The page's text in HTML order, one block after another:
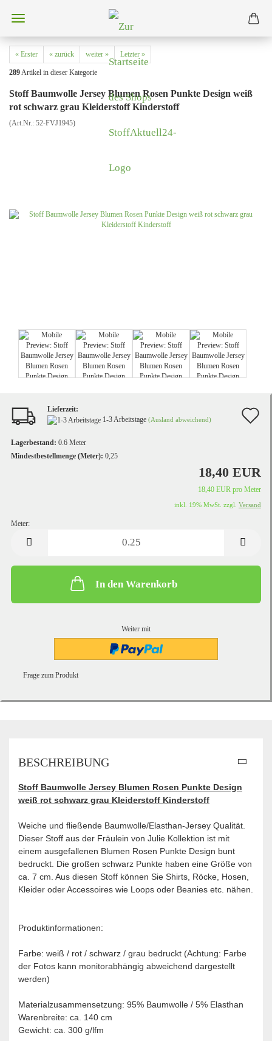
« Erster « zurück weiter » Letzter »
289Artikel in dieser Kategorie
Stoff Baumwolle Jersey Blumen Rosen Punkte Design weiß
rot schwarz grau Kleiderstoff Kinderstoff
(Art.Nr.: 52-FVJ1945)
Lieferzeit:
1-3 Arbeitstage (Ausland abweichend)
Lagerbestand: 0.6 Meter
Mindestbestellmenge (Meter): 0,25
18,40 EUR
18,40 EUR pro Meter
inkl. 19% MwSt. zzgl. Versand
Meter:
In den Warenkorb
Weiter mit
Frage zum Produkt
BESCHREIBUNG
Stoff Baumwolle Jersey Blumen Rosen Punkte Design
weiß rot schwarz grau Kleiderstoff Kinderstoff
Weiche und fließende Baumwolle/Elasthan-Jersey Qualität.
Dieser Stoff aus der Fräulein von Julie Kollektion ist mit
einem ausgefallenen Blumen Rosen Punkte Design bunt
bedruckt. Die großen schwarz Punkte haben eine Größe von
ca. 7 cm. Aus diesen Stoff können Sie Shirts, Röcke, Hosen,
Kleider oder Accessoires wie Loops oder Beanies etc. nähen.
Produktinformationen:
Farbe: weiß / rot / schwarz / grau bedruckt (Achtung: Farbe
der Fotos kann monitorabhängig abweichend dargestellt
werden)
Materialzusammensetzung: 95% Baumwolle / 5% Elasthan
Warenbreite: ca. 140 cm
Gewicht: ca. 300 g/lfm